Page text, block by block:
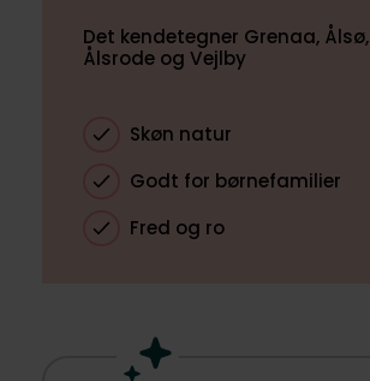
Det kendetegner Grenaa, Ålsø,
Ålsrode og Vejlby
Skøn natur
Godt for børnefamilier
Fred og ro